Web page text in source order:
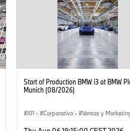
Start of Production BMW i3 at BMW
Munich (08/2026)
I01 · Corporativo · Ventas y